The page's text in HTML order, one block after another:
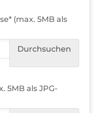
(max. 5MB als
5MB als JPG-